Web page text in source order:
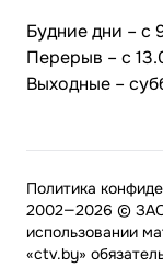
Будние дни – с
Перерыв – с
Выходные –
2002—2026 © ЗАО
использовании
«ctv.by»
Политика